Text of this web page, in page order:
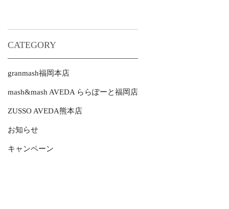
CATEGORY
granmash福岡本店
mash&mash AVEDA ららぽーと福岡店
ZUSSO AVEDA熊本店
お知らせ
キャンペーン